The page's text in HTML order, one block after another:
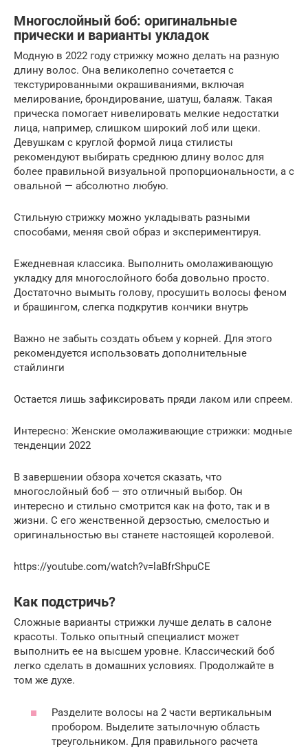
Многослойный боб: оригинальные
прически и варианты укладок
Модную в 2022 году стрижку можно делать на разную
длину волос. Она великолепно сочетается с
текстурированными окрашиваниями, включая
мелирование, брондирование, шатуш, балаяж. Такая
прическа помогает нивелировать мелкие недостатки
лица, например, слишком широкий лоб или щеки.
Девушкам с круглой формой лица стилисты
рекомендуют выбирать среднюю длину волос для
более правильной визуальной пропорциональности, а с
овальной — абсолютно любую.
Стильную стрижку можно укладывать разными
способами, меняя свой образ и экспериментируя.
Ежедневная классика. Выполнить омолаживающую
укладку для многослойного боба довольно просто.
Достаточно вымыть голову, просушить волосы феном
и брашингом, слегка подкрутив кончики внутрь
Важно не забыть создать объем у корней. Для этого
рекомендуется использовать дополнительные
стайлинги
Остается лишь зафиксировать пряди лаком или спреем.
Интересно: Женские омолаживающие стрижки: модные
тенденции 2022
В завершении обзора хочется сказать, что
многослойный боб — это отличный выбор. Он
интересно и стильно смотрится как на фото, так и в
жизни. С его женственной дерзостью, смелостью и
оригинальностью вы станете настоящей королевой.
https://youtube.com/watch?v=laBfrShpuCE
Как подстричь?
Сложные варианты стрижки лучше делать в салоне
красоты. Только опытный специалист может
выполнить ее на высшем уровне. Классический боб
легко сделать в домашних условиях. Продолжайте в
том же духе.
Разделите волосы на 2 части вертикальным
пробором. Выделите затылочную область
треугольником. Для правильного расчета